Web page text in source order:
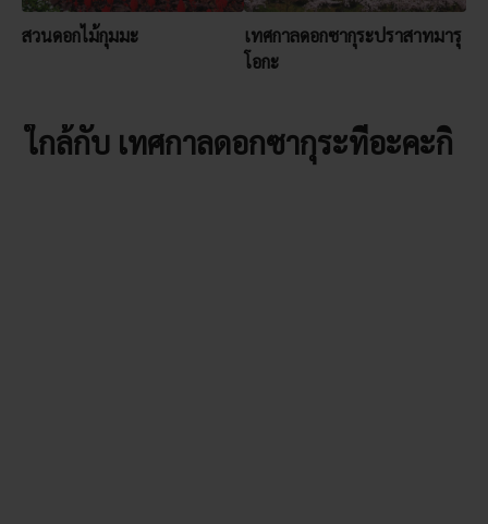
สวนดอกไม้กุมมะ
เทศกาลดอกซากุระปราสาทมารุ
โอกะ
ใกล้กับ เทศกาลดอกซากุระที่อะคะกิ